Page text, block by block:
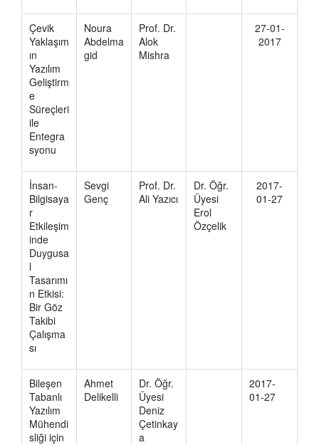
Çevik
Yaklaşım
ın
Yazılım
Geliştirm
e
Süreçleri
ile
Entegra
syonu
Noura
Abdelma
gid
Prof. Dr.
Alok
Mishra
27-01-
2017
İnsan-
Bilgisaya
r
Etkileşim
inde
Duygusa
l
Tasarımı
n Etkisi:
Bir Göz
Takibi
Çalışma
sı
Sevgi
Genç
Prof. Dr.
Ali Yazıcı
Dr. Öğr.
Üyesi
Erol
Özçelik
2017-
01-27
Bileşen
Tabanlı
Yazılım
Mühendi
sliği için
Ahmet
Delikelli
Dr. Öğr.
Üyesi
Deniz
Çetinkay
a
2017-
01-27